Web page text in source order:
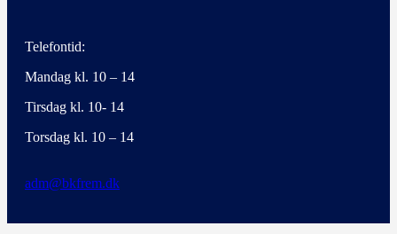
Telefontid:
Mandag kl. 10 – 14
Tirsdag kl. 10- 14
Torsdag kl. 10 – 14
adm@bkfrem.dk